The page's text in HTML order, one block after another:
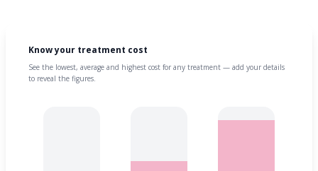
Know your treatment cost
See the lowest, average and highest cost for any treatment — add your details
to reveal the figures.